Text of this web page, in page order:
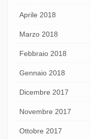
Aprile 2018
Marzo 2018
Febbraio 2018
Gennaio 2018
Dicembre 2017
Novembre 2017
Ottobre 2017